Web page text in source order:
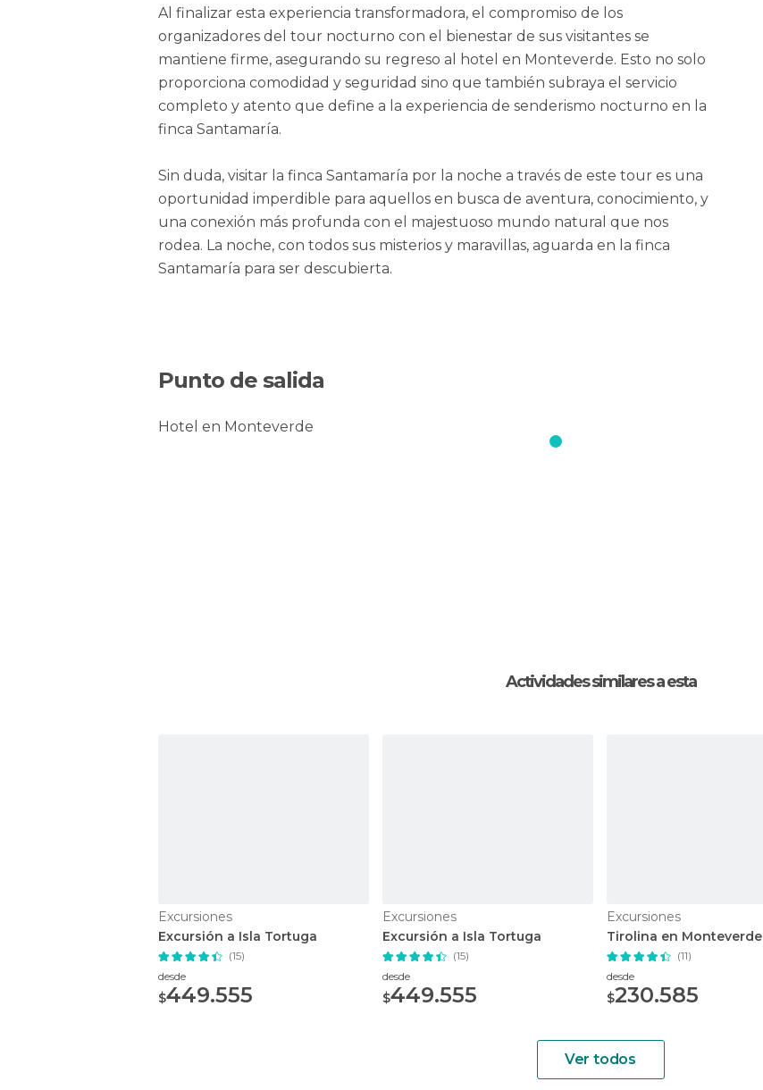
Al finalizar esta experiencia transformadora, el compromiso de los
organizadores del tour nocturno con el bienestar de sus visitantes se
mantiene firme, asegurando su regreso al hotel en Monteverde. Esto no solo
proporciona comodidad y seguridad sino que también subraya el servicio
completo y atento que define a la experiencia de senderismo nocturno en la
finca Santamaría.
Sin duda, visitar la finca Santamaría por la noche a través de este tour es una
oportunidad imperdible para aquellos en busca de aventura, conocimiento, y
una conexión más profunda con el majestuoso mundo natural que nos
rodea. La noche, con todos sus misterios y maravillas, aguarda en la finca
Santamaría para ser descubierta.
Punto de salida
Hotel en Monteverde
Actividades similares a esta
Excursiones
Excursión a Isla Tortuga
(15)
desde
$449.555
Excursiones
Excursión a Isla Tortuga
(15)
desde
$449.555
Excursiones
Tirolina en Monteverde
(11)
desde
$230.585
Ver todos